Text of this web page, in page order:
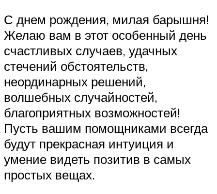
С днем рождения, милая барышня!
Желаю вам в этот особенный день
счастливых случаев, удачных
стечений обстоятельств,
неординарных решений,
волшебных случайностей,
благоприятных возможностей!
Пусть вашим помощниками всегда
будут прекрасная интуиция и
умение видеть позитив в самых
простых вещах.